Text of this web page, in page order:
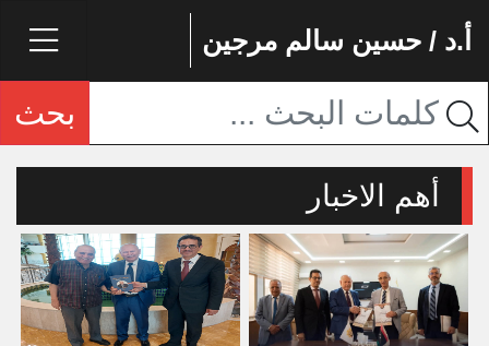
أ.د / حسين سالم مرجين
بحث
أهم الاخبار